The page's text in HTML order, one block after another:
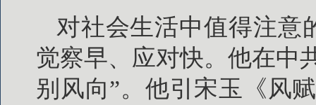
对社会生活中值得注意
觉察早、应对快。他在中
别风向”。他引宋玉《风